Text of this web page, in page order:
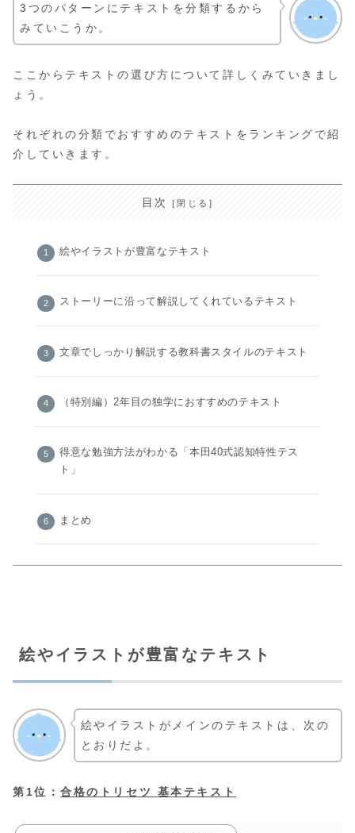
3つのパターンにテキストを分類するから
みていこうか。
ここからテキストの選び方について詳しくみていきまし
ょう。
それぞれの分類でおすすめのテキストをランキングで紹
介していきます。
目次
絵やイラストが豊富なテキスト
ストーリーに沿って解説してくれているテキスト
文章でしっかり解説する教科書スタイルのテキスト
（特別編）2年目の独学におすすめのテキスト
得意な勉強方法がわかる「本田40式認知特性テス
ト」
まとめ
絵やイラストが豊富なテキスト
絵やイラストがメインのテキストは、次の
とおりだよ。
第1位：合格のトリセツ 基本テキスト